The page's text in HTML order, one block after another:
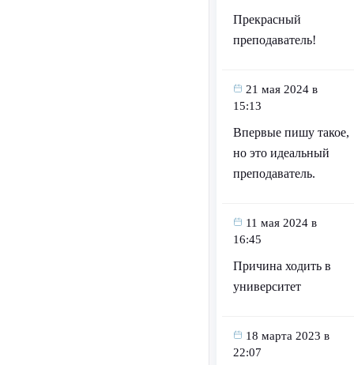
Прекрасный
преподаватель!
21 мая 2024 в
15:13
Впервые пишу такое,
но это идеальный
преподаватель.
11 мая 2024 в
16:45
Причина ходить в
университет
18 марта 2023 в
22:07